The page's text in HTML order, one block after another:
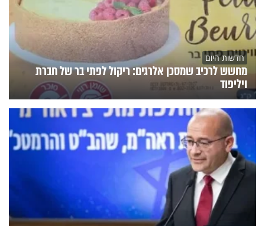
חדשות היום
מחשש לרכיב שמסכן אלרגים: ריקול לפתי בר של חברת
ויליפוד